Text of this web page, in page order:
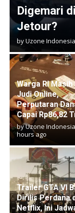
Digemari
Jetour?
byUzone Indonesia
Warga RI Masih
Judi Online,
Perputaran
Capai Rp86,82
byUzone Indonesia
hours ago
Trailer GTA VI
Dirilis Perdana
Netflix, Ini